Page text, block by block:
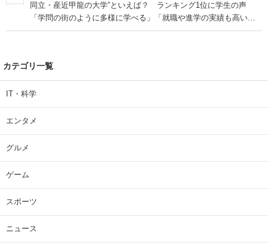
同立・産近甲龍の大学”といえば？ ランキング1位に学生の声
「学問の街のように多様に学べる」「就職や進学の実績も高い」
| 大学 ねとらぼリサーチ
カテゴリ一覧
IT・科学
エンタメ
グルメ
ゲーム
スポーツ
ニュース